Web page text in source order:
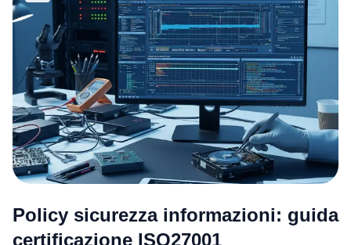
Policy sicurezza informazioni: guida
certificazione ISO27001